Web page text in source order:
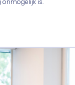
is.